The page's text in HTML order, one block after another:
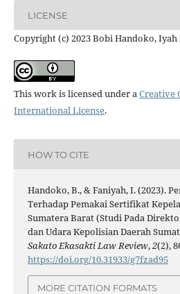
LICENSE
Copyright (c) 2023 Bobi Handoko,
This work is licensed under aCreative
International License.
HOW TO CITE
Handoko, B., & Faniyah, I. (2023).
Terhadap Pemakai Sertifikat
Sumatera Barat (Studi Pada
dan Udara Kepolisian Daerah
Sakato Ekasakti Law Review,2(2),
https://doi.org/10.31933/g7fzad95
MORE CITATION FORMATS